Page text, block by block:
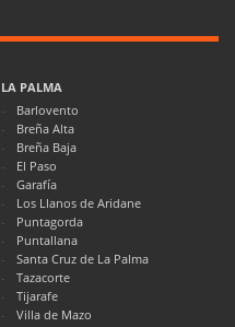
LA PALMA
Barlovento
Breña Alta
Breña Baja
El Paso
Garafía
Los Llanos de Aridane
Puntagorda
Puntallana
Santa Cruz de La Palma
Tazacorte
Tijarafe
Villa de Mazo